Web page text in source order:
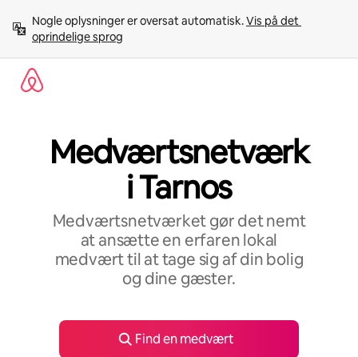
videre
indhold
Nogle oplysninger er oversat automatisk. Vis på det
oprindelige sprog
Medværtsnetværk
i Tarnos
Medværtsnetværket gør det nemt
at ansætte en erfaren lokal
medvært til at tage sig af din bolig
og dine gæster.
Find en medvært